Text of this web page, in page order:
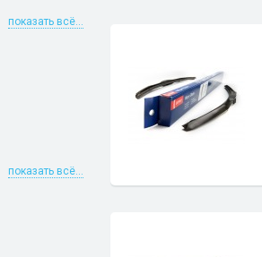
показать всё...
показать всё...